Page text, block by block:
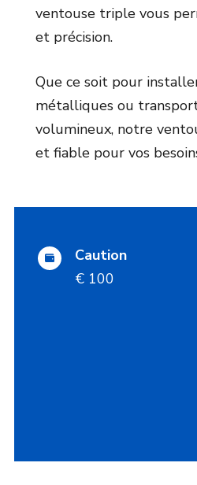
ventouse triple vous
et précision.
Que ce soit pour
métalliques ou
volumineux, notre
et fiable pour vos
Caution
€ 100